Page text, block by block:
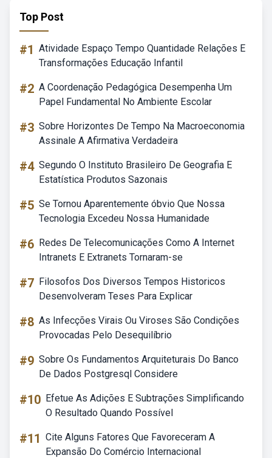
Top Post
#1 Atividade Espaço Tempo Quantidade Relações E
Transformações Educação Infantil
#2 A Coordenação Pedagógica Desempenha Um
Papel Fundamental No Ambiente Escolar
#3 Sobre Horizontes De Tempo Na Macroeconomia
Assinale A Afirmativa Verdadeira
#4 Segundo O Instituto Brasileiro De Geografia E
Estatística Produtos Sazonais
#5 Se Tornou Aparentemente óbvio Que Nossa
Tecnologia Excedeu Nossa Humanidade
#6 Redes De Telecomunicações Como A Internet
Intranets E Extranets Tornaram-se
#7 Filosofos Dos Diversos Tempos Historicos
Desenvolveram Teses Para Explicar
#8 As Infecções Virais Ou Viroses São Condições
Provocadas Pelo Desequilíbrio
#9 Sobre Os Fundamentos Arquiteturais Do Banco
De Dados Postgresql Considere
#10 Efetue As Adições E Subtrações Simplificando
O Resultado Quando Possível
#11 Cite Alguns Fatores Que Favoreceram A
Expansão Do Comércio Internacional